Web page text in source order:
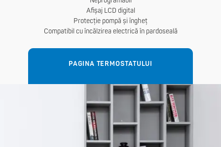
Afișaj LCD digital
Protecție pompă și îngheț
Compatibil cu încălzirea electrică în pardoseală
PAGINA TERMOSTATULUI